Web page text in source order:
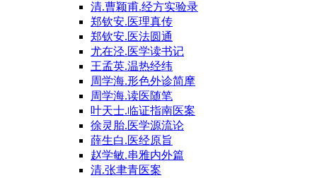
清.曹颖甫.经方实验录
郑钦安.医理真传
郑钦安.医法圆通
尤在泾.医学读书记
王孟英.温热经纬
周学海.形色外诊简摩
周学海.读医随笔
叶天士.临证指南医案
徐灵胎.医学源流论
薛生白.医经原旨
赵学敏.串雅内外篇
清.张聿青医案